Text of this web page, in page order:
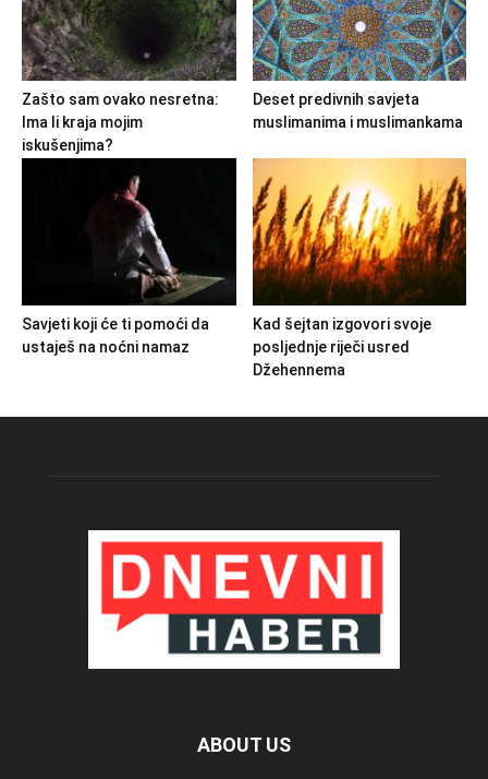
Zašto sam ovako nesretna:
Ima li kraja mojim
iskušenjima?
Deset predivnih savjeta
muslimanima i muslimankama
Savjeti koji će ti pomoći da
ustaješ na noćni namaz
Kad šejtan izgovori svoje
posljednje riječi usred
Džehennema
ABOUT US